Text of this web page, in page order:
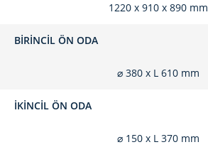
1220 x 910 x 890 mm
BIRINCIL ÖN ODA
⌀ 380 x L 610 mm
İKINCIL ÖN ODA
⌀ 150 x L 370 mm